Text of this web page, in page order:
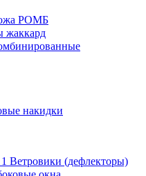
РОМБ
жаккард
накидки
Ветровики (дефлекторы)